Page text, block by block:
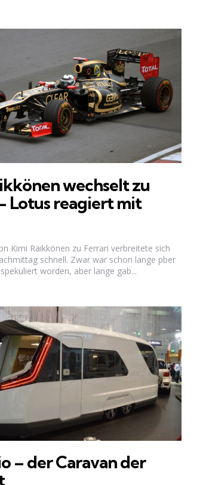
wechselt zu
Lotus reagiert mit
Kimi Räikkönen zu Ferrari verbreitete sich
schnell. Zwar war schon lange pber
worden, aber lange gab...
– der Caravan der